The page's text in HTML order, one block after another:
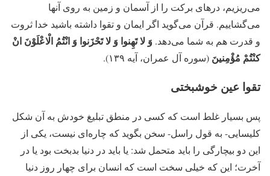
می‌‏ریزیم، درهای برکت را از آسمان و زمین به روی آنها
می‏‌گشاییم. قرآن می‌گوید اگر ایمان و تقوا داشته باشید خدا ثروت
و قدرت هم به شما می‌دهد. وَ لا تَهِنوا وَ لا تَحْزَنوا وَ انْتُمُ الْاعْلَوْنَ انْ
کنْتُمْ مُؤْمِنینَ‏ (سوره آل‏ عمران، آیه ۱۳۹).
تقوا عین خوشبختی
پس بسیار غلط است که کسی در منطق تبلیغ خودش به آن شکل
کلیسایی- به قول راسل- سخن بگوید که چاره‏‌ای نیست، یکی از
این دو بیچارگی را باید متحمل شد: یا باید در دنیا بدبخت بود یا در
آخرت؛ این که خیلی سخت است که انسان برای چهار روز دنیا